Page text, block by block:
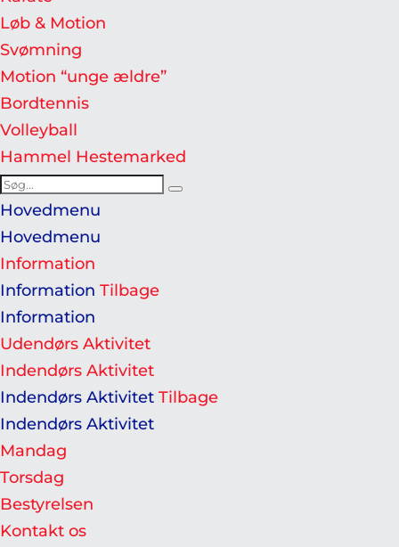
Løb & Motion
Svømning
Motion “unge ældre”
Bordtennis
Volleyball
Hammel Hestemarked
Search
for:
Search
Hovedmenu
Hovedmenu
Information
Information Tilbage
Information
Udendørs Aktivitet
Indendørs Aktivitet
Indendørs Aktivitet Tilbage
Indendørs Aktivitet
Mandag
Torsdag
Bestyrelsen
Kontakt os